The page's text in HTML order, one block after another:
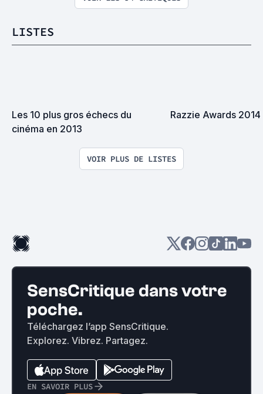
LISTES
Les 10 plus gros échecs du
cinéma en 2013
Razzie Awards
VOIR PLUS DE LISTES
SensCritique dans votre
poche.
Téléchargez l’app SensCritique.
Explorez. Vibrez. Partagez.
EN SAVOIR PLUS